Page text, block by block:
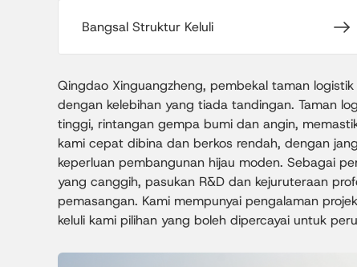
Bangsal Struktur Keluli
Qingdao Xinguangzheng, pembekal taman
dengan kelebihan yang tiada tandingan. Taman
tinggi, rintangan gempa bumi dan angin,
kami cepat dibina dan berkos rendah, dengan
keperluan pembangunan hijau moden. Sebagai
yang canggih, pasukan R&D dan kejuruteraan
pemasangan. Kami mempunyai pengalaman
keluli kami pilihan yang boleh dipercayai untuk